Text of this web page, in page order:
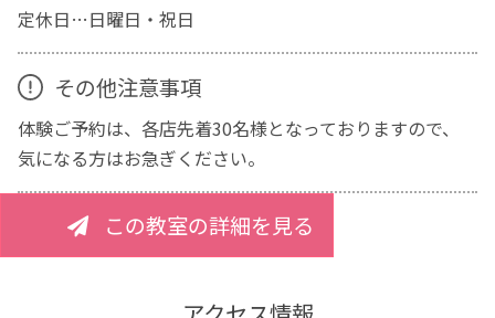
定休日…日曜日・祝日
その他注意事項
体験ご予約は、各店先着30名様となっておりますので、
気になる方はお急ぎください。
この教室の詳細を見る